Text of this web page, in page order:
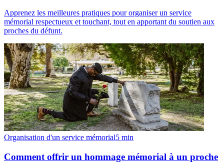
Apprenez les meilleures pratiques pour organiser un service
mémorial respectueux et touchant, tout en apportant du soutien aux
proches du défunt.
Organisation d'un service mémorial5 min
Comment offrir un hommage mémorial à un proche